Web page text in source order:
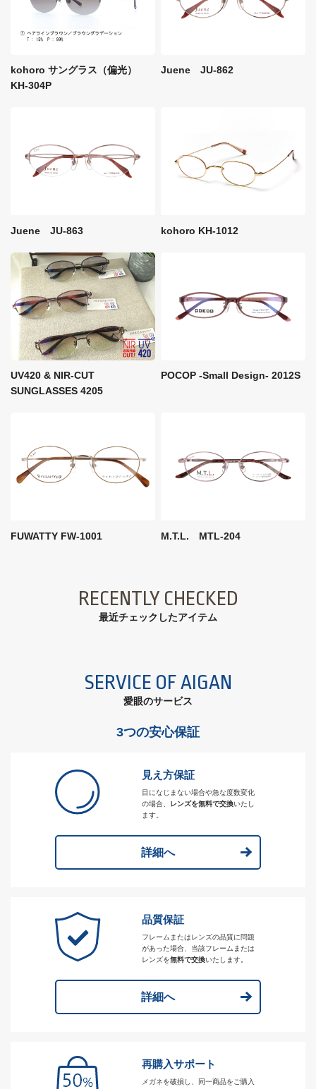
kohoro サングラス（偏光）
KH-304P
Juene JU-862
Juene JU-863 kohoro KH-1012
UV420 & NIR-CUT
SUNGLASSES 4205
POCOP -Small Design- 2012S
FUWATTY FW-1001 M.T.L. MTL-204
RECENTLY CHECKED
最近チェックしたアイテム
SERVICE OF AIGAN
愛眼のサービス
3つの安心保証
見え方保証
目になじまない場合や急な度数変化
の場合、
レンズを無料で交換いたし
ます。
詳細へ
品質保証
フレームまたはレンズの品質に問題
があった場合、当該フレームまたは
レンズを無料で交換いたします。
詳細へ
再購入サポート
メガネを破損し、同一商品をご購入